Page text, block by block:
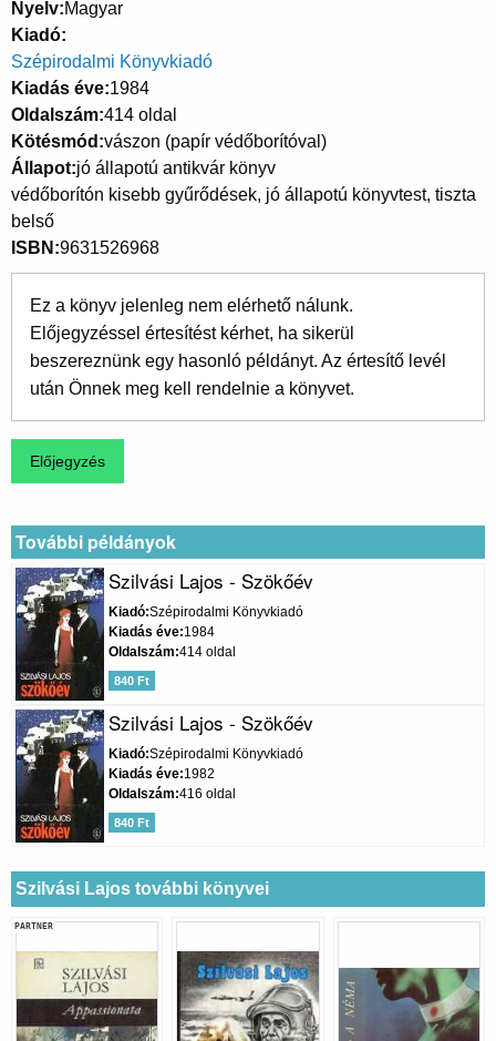
Nyelv Magyar
Kiadó
Szépirodalmi Könyvkiadó
Kiadás éve 1984
Oldalszám 414 oldal
Kötésmód vászon (papír védőborítóval)
Állapot jó állapotú antikvár könyv
védőborítón kisebb gyűrődések, jó állapotú könyvtest, tiszta
belső
ISBN 9631526968
Ez a könyv jelenleg nem elérhető nálunk.
Előjegyzéssel értesítést kérhet, ha sikerül
beszereznünk egy hasonló példányt. Az értesítő levél
után Önnek meg kell rendelnie a könyvet.
További példányok
Szilvási Lajos - Szökőév
Kiadó Szépirodalmi Könyvkiadó
Kiadás éve 1984
Oldalszám 414 oldal
840 Ft
Szilvási Lajos - Szökőév
Kiadó Szépirodalmi Könyvkiadó
Kiadás éve 1982
Oldalszám 416 oldal
840 Ft
Szilvási Lajos további könyvei
PARTNER